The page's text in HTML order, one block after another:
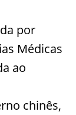
por
Médicas
ao
chinês,